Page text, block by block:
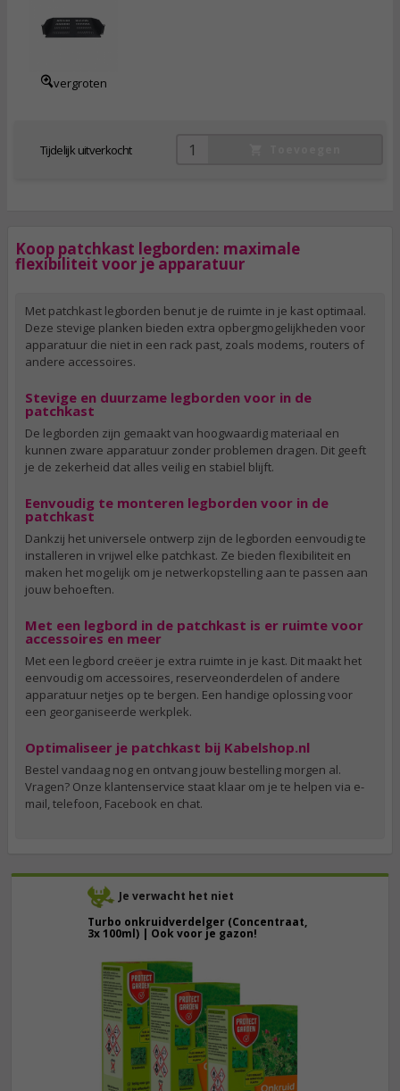
Je verwacht het niet
Turbo onkruidverdelger (Concentraat,
3x 100ml) | Ook voor je gazon!
vergroten
Tijdelijk uitverkocht
Koop patchkast legborden: maximale
flexibiliteit voor je apparatuur
Met patchkast legborden benut je de ruimte in je kast optimaal.
Deze stevige planken bieden extra opbergmogelijkheden voor
apparatuur die niet in een rack past, zoals modems, routers of
andere accessoires.
Stevige en duurzame legborden voor in de
patchkast
De legborden zijn gemaakt van hoogwaardig materiaal en
kunnen zware apparatuur zonder problemen dragen. Dit geeft
je de zekerheid dat alles veilig en stabiel blijft.
Eenvoudig te monteren legborden voor in de
patchkast
Dankzij het universele ontwerp zijn de legborden eenvoudig te
installeren in vrijwel elke patchkast. Ze bieden flexibiliteit en
maken het mogelijk om je netwerkopstelling aan te passen aan
jouw behoeften.
Met een legbord in de patchkast is er ruimte voor
accessoires en meer
Met een legbord creëer je extra ruimte in je kast. Dit maakt het
eenvoudig om accessoires, reserveonderdelen of andere
apparatuur netjes op te bergen. Een handige oplossing voor
een georganiseerde werkplek.
Optimaliseer je patchkast bij Kabelshop.nl
Bestel vandaag nog en ontvang jouw bestelling morgen al.
Vragen? Onze klantenservice staat klaar om je te helpen via e-
mail, telefoon, Facebook en chat.